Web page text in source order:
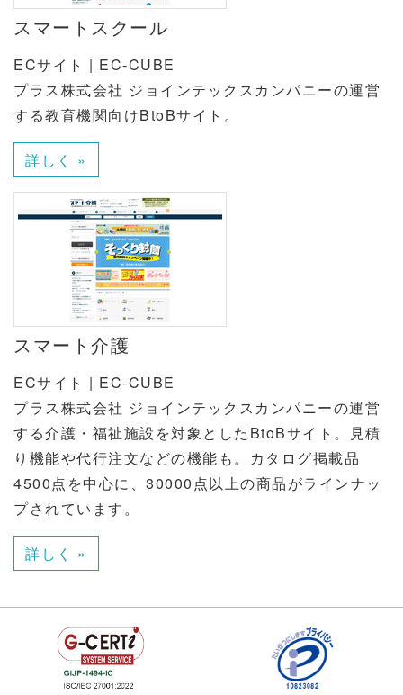
スマートスクール
ECサイト | EC-CUBE
プラス株式会社 ジョインテックスカンパニーの運営
する教育機関向けBtoBサイト。
詳しく »
スマート介護
ECサイト | EC-CUBE
プラス株式会社 ジョインテックスカンパニーの運営
する介護・福祉施設を対象としたBtoBサイト。見積
り機能や代行注文などの機能も。カタログ掲載品
4500点を中心に、30000点以上の商品がラインナッ
プされています。
詳しく »